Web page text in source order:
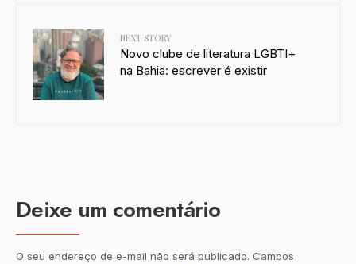
NEXT STORY
Novo clube de literatura LGBTI+
na Bahia: escrever é existir
Deixe um comentário
O seu endereço de e-mail não será publicado. Campos